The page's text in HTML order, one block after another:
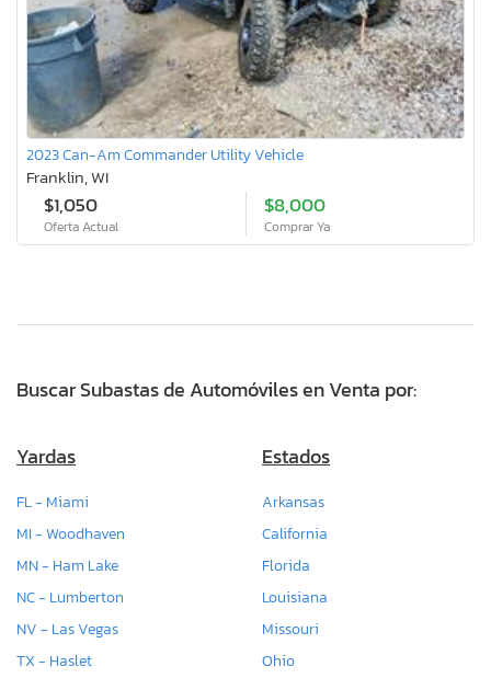
2023 Can-Am Commander Utility Vehicle
Franklin, WI
$1,050
Oferta Actual
$8,000
Comprar Ya
Buscar Subastas de Automóviles en Venta por:
Yardas
FL - Miami
MI - Woodhaven
MN - Ham Lake
NC - Lumberton
NV - Las Vegas
TX - Haslet
Estados
Arkansas
California
Florida
Louisiana
Missouri
Ohio